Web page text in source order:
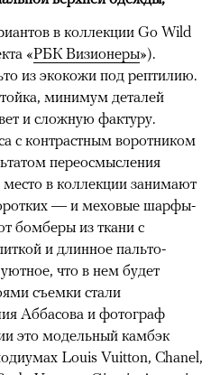
в коллекции Go Wild
«РБК Визионеры»).
из экокожи под рептилию.
минимум деталей
и сложную фактуру.
с контрастным воротником
переосмысления
в коллекции занимают
— и меховые шарфы-
бомберы из ткани с
и длинное пальто-
что в нем будет
съемки стали
Аббасова и фотограф
это модельный камбэк
Louis Vuitton, Chanel,